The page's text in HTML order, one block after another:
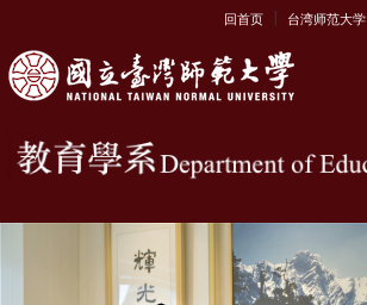
:::
回首页 | 台湾师范大学